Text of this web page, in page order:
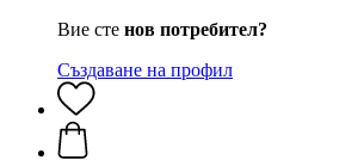
Вие сте нов потребител?
Създаване на профил